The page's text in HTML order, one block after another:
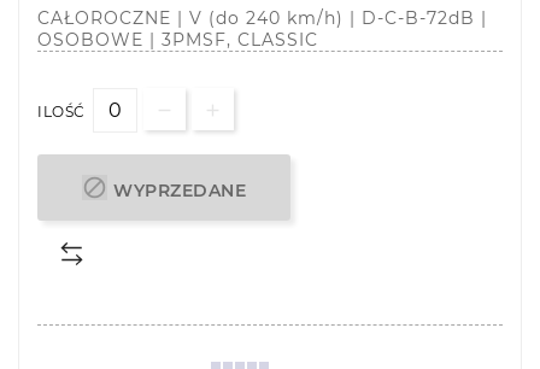
CAŁOROCZNE | V (do 240 km/h) | D-C-B-72dB |
OSOBOWE | 3PMSF, CLASSIC
ILOŚĆ
 WYPRZEDANE